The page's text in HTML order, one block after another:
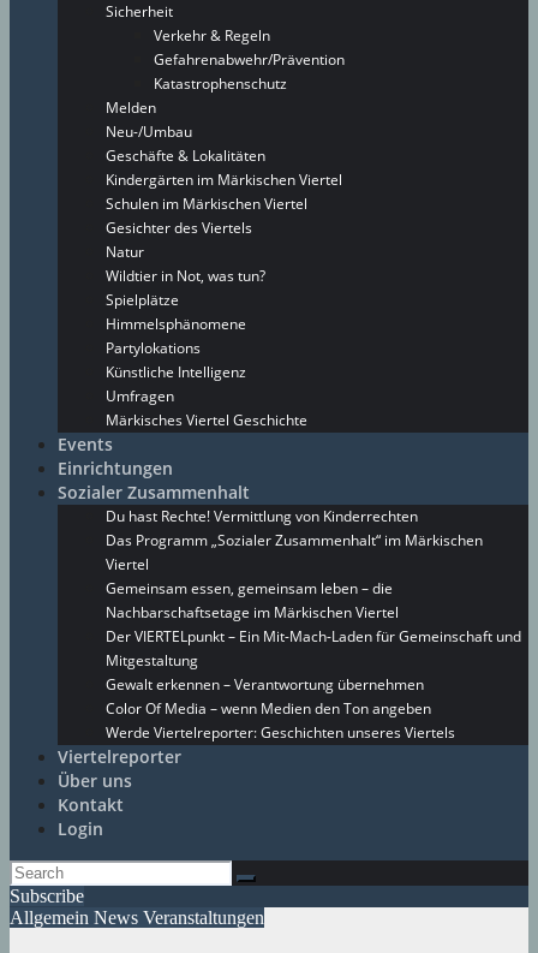
Sicherheit
Verkehr & Regeln
Gefahrenabwehr/Prävention
Katastrophenschutz
Melden
Neu-/Umbau
Geschäfte & Lokalitäten
Kindergärten im Märkischen Viertel
Schulen im Märkischen Viertel
Gesichter des Viertels
Natur
Wildtier in Not, was tun?
Spielplätze
Himmelsphänomene
Partylokations
Künstliche Intelligenz
Umfragen
Märkisches Viertel Geschichte
Events
Einrichtungen
Sozialer Zusammenhalt
Du hast Rechte! Vermittlung von Kinderrechten
Das Programm „Sozialer Zusammenhalt“ im Märkischen
Viertel
Gemeinsam essen, gemeinsam leben – die
Nachbarschaftsetage im Märkischen Viertel
Der VIERTELpunkt – Ein Mit-Mach-Laden für Gemeinschaft und
Mitgestaltung
Gewalt erkennen – Verantwortung übernehmen
Color Of Media – wenn Medien den Ton angeben
Werde Viertelreporter: Geschichten unseres Viertels
Viertelreporter
Über uns
Kontakt
Login
Subscribe
Allgemein News Veranstaltungen